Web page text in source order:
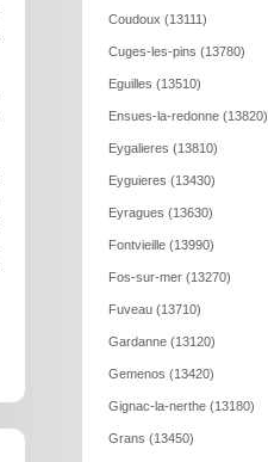
Coudoux (13111)
Cuges-les-pins (13780)
Eguilles (13510)
Ensues-la-redonne (13820)
Eygalieres (13810)
Eyguieres (13430)
Eyragues (13630)
Fontvieille (13990)
Fos-sur-mer (13270)
Fuveau (13710)
Gardanne (13120)
Gemenos (13420)
Gignac-la-nerthe (13180)
Grans (13450)